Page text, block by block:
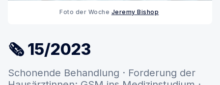
Foto der Woche Jeremy Bishop
🗞 15/2023
Schonende Behandlung · Forderung der